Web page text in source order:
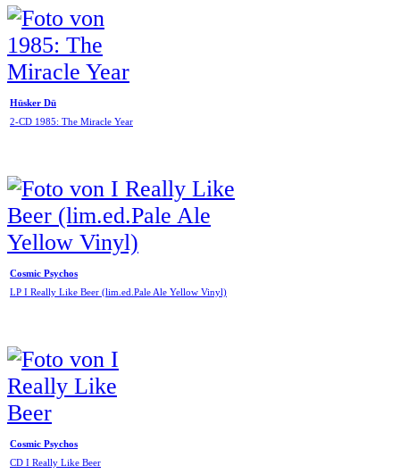
Hüsker Dü
2-CD 1985: The Miracle Year
Cosmic Psychos
LP I Really Like Beer (lim.ed.Pale Ale Yellow Vinyl)
Cosmic Psychos
CD I Really Like Beer